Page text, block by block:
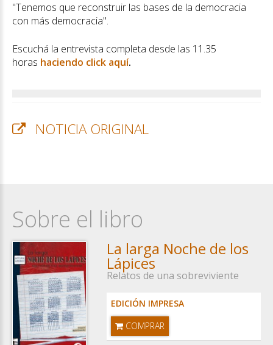
"Tenemos que reconstruir las bases de la democracia
con más democracia".
Escuchá la entrevista completa desde las 11.35
horas haciendo click aquí.
NOTICIA ORIGINAL
Sobre el libro
La larga Noche de los
Lápices
Relatos de una sobreviviente
EDICIÓN IMPRESA
COMPRAR